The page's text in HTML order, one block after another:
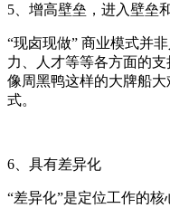
5 、增高壁垒，进入壁垒
“现卤现做” 商业模式并
力、人才等等各方面的
像周黑鸭这样的大牌船
式。
6 、具有差异化
“差异化”是定位工作的核